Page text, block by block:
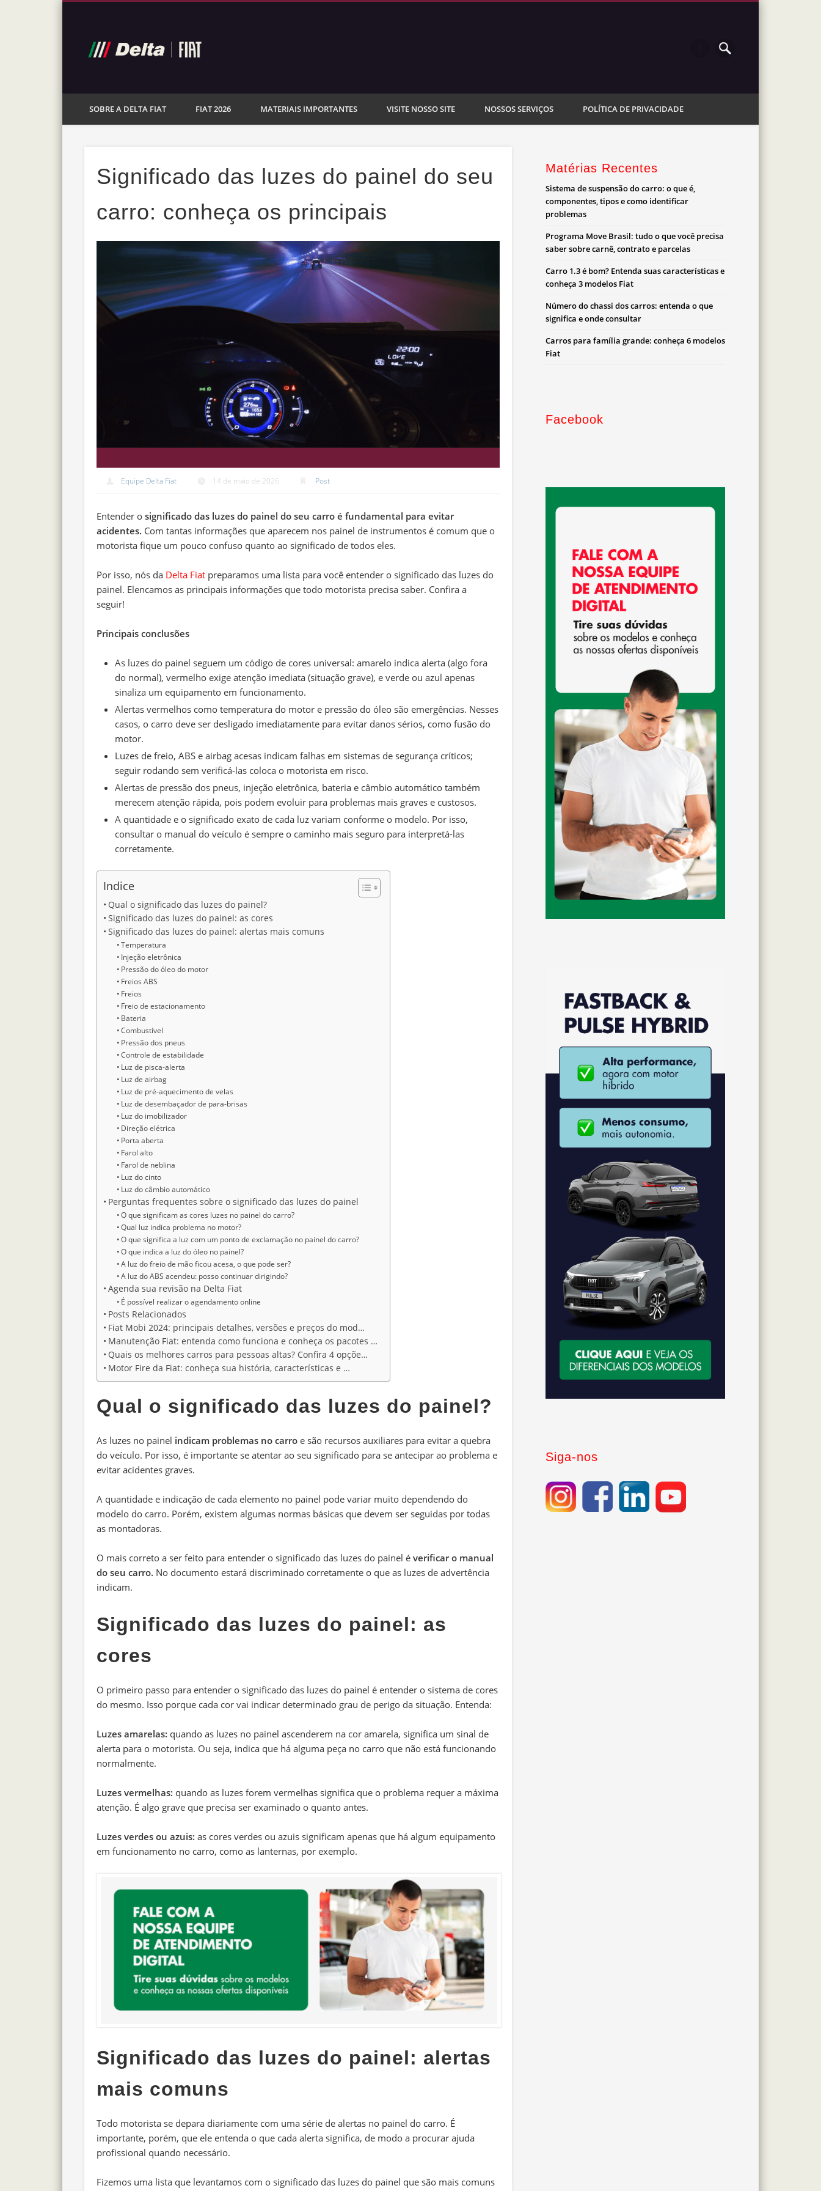
Fiat Juiz de Fora
Facebook
SOBRE A DELTA FIAT FIAT 2026 MATERIAIS IMPORTANTES VISITE NOSSO SITE NOSSOS SERVIÇOS POLÍTICA DE PRIVACIDADE
Significado das luzes do painel do seu
carro: conheça os principais
Equipe Delta Fiat 14 de maio de 2026 Post
Entender osignificado das luzes do painel do seu carro é fundamental para evitar
acidentes. Com tantas informações que aparecem nos painel de instrumentos é comum que o
motorista fique um pouco confuso quanto ao significado de todos eles.
Por isso, nós da Delta Fiat preparamos uma lista para você entender o significado das luzes do
painel. Elencamos as principais informações que todo motorista precisa saber. Confira a
seguir!
Principais conclusões
As luzes do painel seguem um código de cores universal: amarelo indica alerta (algo fora
do normal), vermelho exige atenção imediata (situação grave), e verde ou azul apenas
sinaliza um equipamento em funcionamento.
Alertas vermelhos como temperatura do motor e pressão do óleo são emergências. Nesses
casos, o carro deve ser desligado imediatamente para evitar danos sérios, como fusão do
motor.
Luzes de freio, ABS e airbag acesas indicam falhas em sistemas de segurança críticos;
seguir rodando sem verificá-las coloca o motorista em risco.
Alertas de pressão dos pneus, injeção eletrônica, bateria e câmbio automático também
merecem atenção rápida, pois podem evoluir para problemas mais graves e custosos.
A quantidade e o significado exato de cada luz variam conforme o modelo. Por isso,
consultar o manual do veículo é sempre o caminho mais seguro para interpretá-las
corretamente.
Indice
Qual o significado das luzes do painel?
Significado das luzes do painel: as cores
Significado das luzes do painel: alertas mais comuns
Temperatura
Injeção eletrônica
Pressão do óleo do motor
Freios ABS
Freios
Freio de estacionamento
Bateria
Combustível
Pressão dos pneus
Controle de estabilidade
Luz de pisca-alerta
Luz de airbag
Luz de pré-aquecimento de velas
Luz de desembaçador de para-brisas
Luz do imobilizador
Direção elétrica
Porta aberta
Farol alto
Farol de neblina
Luz do cinto
Luz do câmbio automático
Perguntas frequentes sobre o significado das luzes do painel
O que significam as cores luzes no painel do carro?
Qual luz indica problema no motor?
O que significa a luz com um ponto de exclamação no painel do carro?
O que indica a luz do óleo no painel?
A luz do freio de mão ficou acesa, o que pode ser?
A luz do ABS acendeu: posso continuar dirigindo?
Agenda sua revisão na Delta Fiat
É possível realizar o agendamento online
Posts Relacionados
Fiat Mobi 2024: principais detalhes, versões e preços do mod…
Manutenção Fiat: entenda como funciona e conheça os pacotes …
Quais os melhores carros para pessoas altas? Confira 4 opçõe…
Motor Fire da Fiat: conheça sua história, características e …
Qual o significado das luzes do painel?
As luzes no painel indicam problemas no carro e são recursos auxiliares para evitar a quebra
do veículo. Por isso, é importante se atentar ao seu significado para se antecipar ao problema e
evitar acidentes graves.
A quantidade e indicação de cada elemento no painel pode variar muito dependendo do
modelo do carro. Porém, existem algumas normas básicas que devem ser seguidas por todas
as montadoras.
O mais correto a ser feito para entender o significado das luzes do painel éverificar o manual
do seu carro. No documento estará discriminado corretamente o que as luzes de advertência
indicam.
Significado das luzes do painel: as
cores
O primeiro passo para entender o significado das luzes do painel é entender o sistema de cores
do mesmo. Isso porque cada cor vai indicar determinado grau de perigo da situação. Entenda:
Luzes amarelas: quando as luzes no painel ascenderem na cor amarela, significa um sinal de
alerta para o motorista. Ou seja, indica que há alguma peça no carro que não está funcionando
normalmente.
Luzes vermelhas: quando as luzes forem vermelhas significa que o problema requer a máxima
atenção. É algo grave que precisa ser examinado o quanto antes.
Luzes verdes ou azuis: as cores verdes ou azuis significam apenas que há algum equipamento
em funcionamento no carro, como as lanternas, por exemplo.
Significado das luzes do painel: alertas
mais comuns
Todo motorista se depara diariamente com uma série de alertas no painel do carro. É
importante, porém, que ele entenda o que cada alerta significa, de modo a procurar ajuda
profissional quando necessário.
Fizemos uma lista que levantamos com o significado das luzes do painel que são mais comuns
Matérias Recentes
Sistema de suspensão do carro: o que é,
componentes, tipos e como identificar
problemas
Programa Move Brasil: tudo o que você precisa
saber sobre carnê, contrato e parcelas
Carro 1.3 é bom? Entenda suas características e
conheça 3 modelos Fiat
Número do chassi dos carros: entenda o que
significa e onde consultar
Carros para família grande: conheça 6 modelos
Fiat
Facebook
Siga-nos